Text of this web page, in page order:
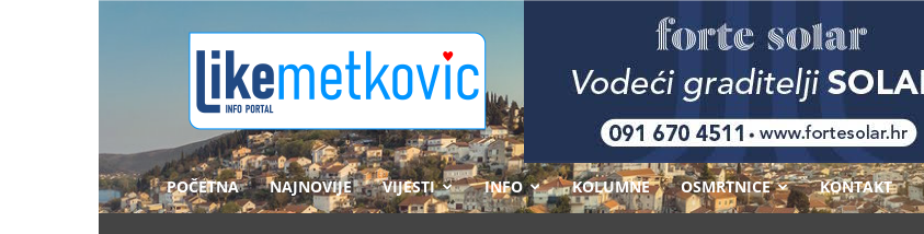
POČETNA NAJNOVIJE VIJESTI INFO KOLUMNE OSMRTNICE KONTAKT